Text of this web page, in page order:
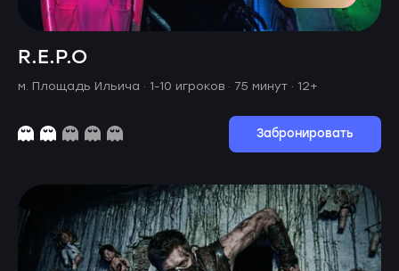
R.E.P.O
м. Площадь Ильича · 1-10 игроков · 75 минут · 12+
Забронировать